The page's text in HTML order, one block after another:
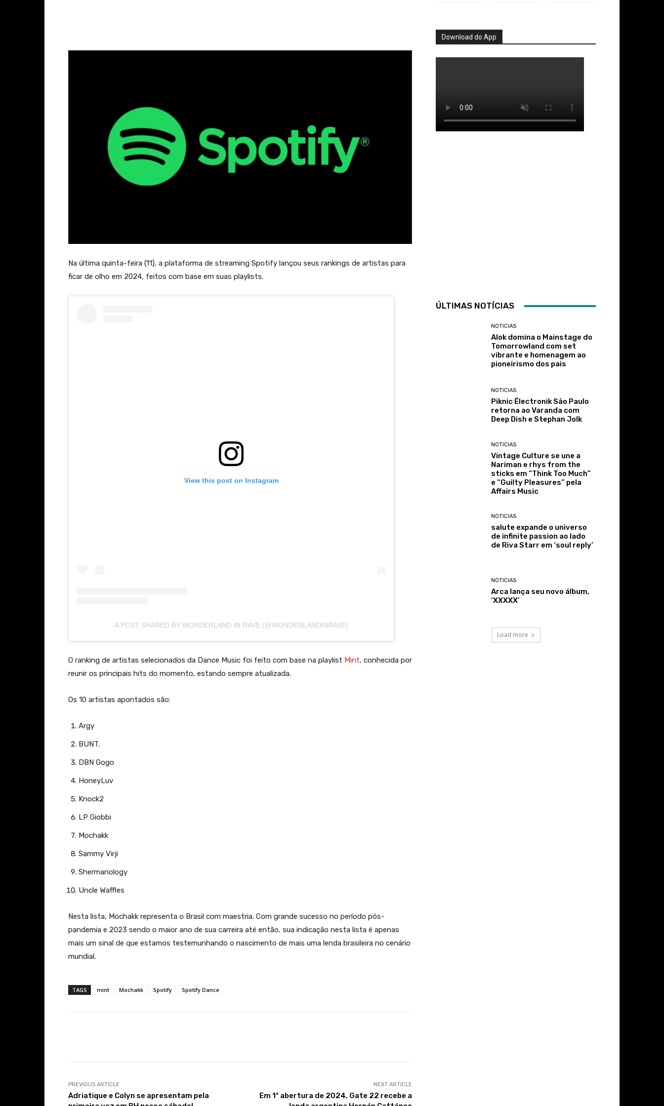
Na última quinta-feira (11), a plataforma de streaming Spotify lançou seus rankings de artistas para
ficar de olho em 2024, feitos com base em suas playlists.
View this post on Instagram
A POST SHARED BY WONDERLAND IN RAVE (@WONDERLANDINRAVE)
O ranking de artistas selecionados da Dance Music foi feito com base na playlist Mint, conhecida por
reunir os principais hits do momento, estando sempre atualizada.
Os 10 artistas apontados são:
Argy
BUNT.
DBN Gogo
HoneyLuv
Knock2
LP Giobbi
Mochakk
Sammy Virji
Shermanology
Uncle Waffles
Nesta lista, Mochakk representa o Brasil com maestria. Com grande sucesso no período pós-
pandemia e 2023 sendo o maior ano de sua carreira até então, sua indicação nesta lista é apenas
mais um sinal de que estamos testemunhando o nascimento de mais uma lenda brasileira no cenário
mundial.
TAGS mint Mochakk Spotify Spotify Dance
PREVIOUS ARTICLE
Adriatique e Colyn se apresentam pela
NEXT ARTICLE
Em 1ª abertura de 2024, Gate 22 recebe a
Download do App
ÚLTIMAS NOTÍCIAS
NOTICIAS
Alok domina o Mainstage do
Tomorrowland com set
vibrante e homenagem ao
pioneirismo dos pais
NOTICIAS
Piknic Électronik São Paulo
retorna ao Varanda com
Deep Dish e Stephan Jolk
NOTICIAS
Vintage Culture se une a
Nariman e rhys from the
sticks em “Think Too Much”
e “Guilty Pleasures” pela
Affairs Music
NOTICIAS
salute expande o universo
de infinite passion ao lado
de Riva Starr em ‘soul reply’
NOTICIAS
Arca lança seu novo álbum,
‘XXXXX’
Load more